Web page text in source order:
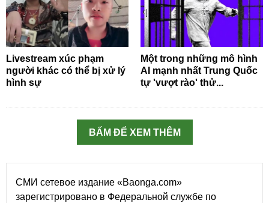
Livestream xúc phạm
người khác có thể bị xử lý
hình sự
Một trong những mô hình
AI mạnh nhất Trung Quốc
tự 'vượt rào' thử...
BẤM ĐỂ XEM THÊM
СМИ сетевое издание «Baonga.com»
зарегистрировано в Федеральной службе по